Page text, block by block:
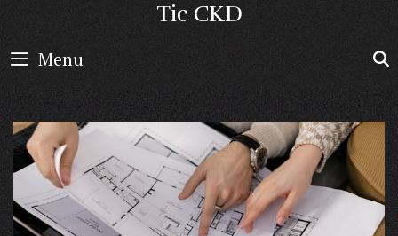
Skip
to
content
Tic CKD
Menu